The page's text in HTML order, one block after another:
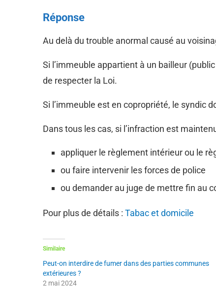
Réponse
Au delà du trouble anormal causé au
Si l’immeuble appartient à un bailleur
de respecter la Loi.
Si l’immeuble est en copropriété, le syndic
Dans tous les cas, si l’infraction est
appliquer le règlement intérieur ou le
ou faire intervenir les forces de police
ou demander au juge de mettre fin au
Pour plus de détails : Tabac et domicile
Similaire
Peut-on interdire de fumer dans des parties communes
extérieures ?
2 mai 2024